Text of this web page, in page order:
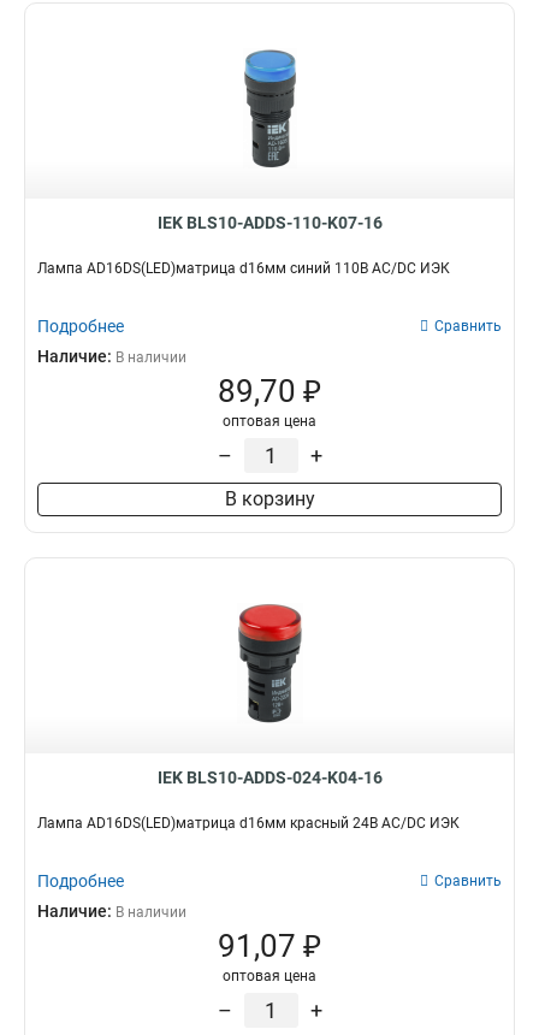
IEK BLS10-ADDS-110-K07-16
Лампа AD16DS(LED)матрица d16мм синий 110В AC/DC ИЭК
Подробнее Сравнить
Наличие: В наличии
89,70 ₽
оптовая цена
– +
В корзину
IEK BLS10-ADDS-024-K04-16
Лампа AD16DS(LED)матрица d16мм красный 24В AC/DC ИЭК
Подробнее Сравнить
Наличие: В наличии
91,07 ₽
оптовая цена
– +